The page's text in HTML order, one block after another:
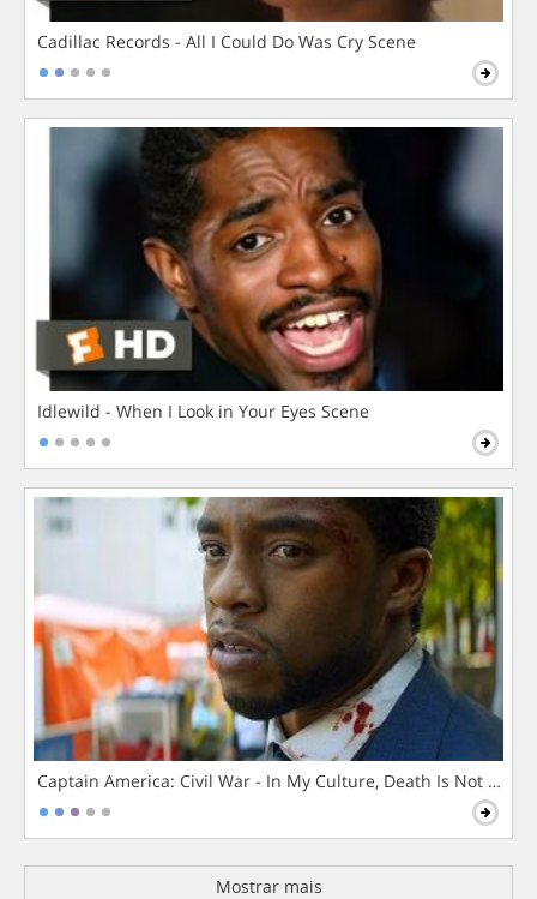
Cadillac Records - All I Could Do Was Cry Scene
Idlewild - When I Look in Your Eyes Scene
Captain America: Civil War - In My Culture, Death Is Not The
Mostrar mais